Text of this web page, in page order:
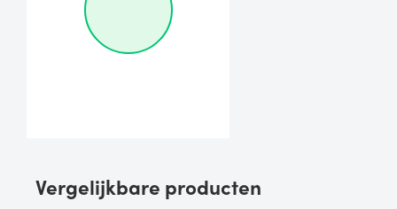
Vergelijkbare producten